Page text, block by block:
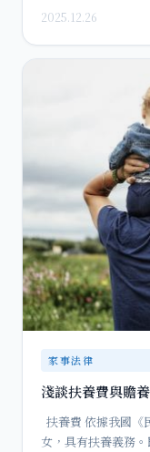
2025.12.26
家事法律
淺談扶養費與贍
扶養費 依據我國《
女，具有扶養義務